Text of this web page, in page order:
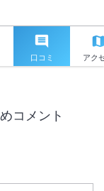
口コミ アク
コメント